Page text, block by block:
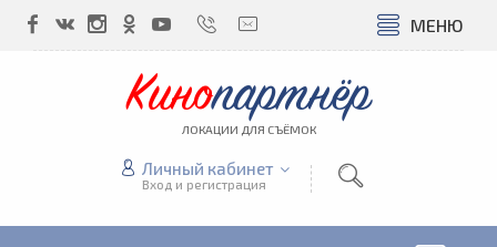
МЕНЮ
Кинопартнёр
ЛОКАЦИИ ДЛЯ СЪЁМОК
Личный кабинет
Вход и регистрация